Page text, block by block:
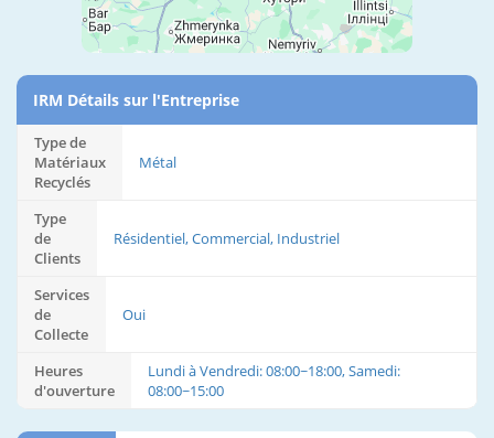
IRM Détails sur l'Entreprise
Type de
Matériaux
Recyclés
Métal
Type
de
Clients
Résidentiel, Commercial, Industriel
Services
de
Collecte
Oui
Heures
d'ouverture
Lundi à Vendredi: 08:00~18:00, Samedi:
08:00~15:00